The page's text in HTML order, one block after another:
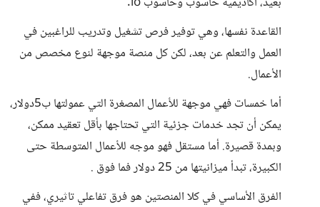
القاعدة نفسها، وهي توفير فرص تشغيل وتدريب للراغبين في
العمل والتعلم عن بعد، لكن كل منصة موجهة لنوع مخصص من
الأعمال.
أما خمسات فهي موجهة للأعمال المصغرة التي عمولتها ب5دولار،
يمكن أن تجد خدمات جزئية التي تحتاجها بأقل تعقيد ممكن،
وبمدة قصيرة. أما مستقل فهو موجه للأعمال المتوسطة حتى
الكبيرة، تبدأ ميزانيتها من 25 دولار فما فوق .
الفرق الأساسي في كلا المنصتين هو فرق تفاعلي تاثيري، ففي